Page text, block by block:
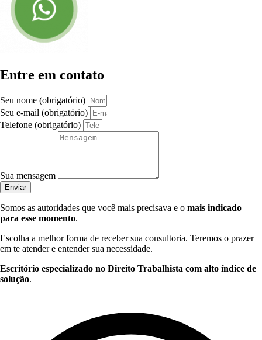
Entre em contato
Seu nome (obrigatório)
Seu e-mail (obrigatório)
Telefone (obrigatório)
Sua mensagem
Enviar
Somos as autoridades que você mais precisava e o mais indicado
para esse momento.
Escolha a melhor forma de receber sua consultoria. Teremos o prazer
em te atender e entender sua necessidade.
Escritório especializado no Direito Trabalhista com alto índice de
solução.